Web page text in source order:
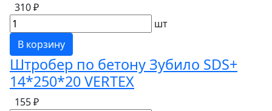
310 ₽
шт
В корзину
Штробер по бетону Зубило SDS+
14*250*20 VERTEX
155 ₽